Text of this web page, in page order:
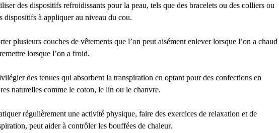
des dispositifs refroidissants pour la peau, tels que des bracelets ou des colliers ou
dispositifs à appliquer au niveau du cou.
plusieurs couches de vêtements que l’on peut aisément enlever lorsque l’on a chaud
lorsque l’on a froid.
des tenues qui absorbent la transpiration en optant pour des confections en
naturelles comme le coton, le lin ou le chanvre.
régulièrement une activité physique, faire des exercices de relaxation et de
peut aider à contrôler les bouffées de chaleur.